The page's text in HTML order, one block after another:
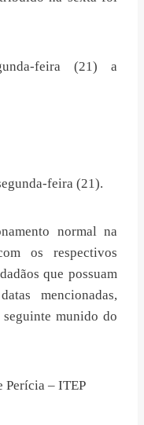
feira (21) a
feira (21).
normal na
os respectivos
que possuam
mencionadas,
seguinte munido do
– ITEP